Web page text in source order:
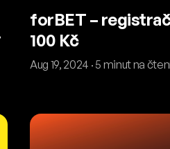
forBET –
100 Kč
Aug 19, 2024 · 5 minut na